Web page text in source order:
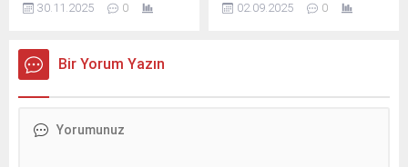
30.11.2025 0
seslendirildi.
02.09.2025 0
Bir Yorum Yazın